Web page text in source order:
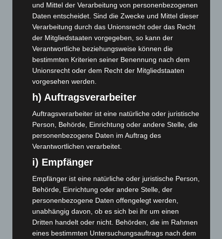
März 2025(111)
Februar 2025(96)
Januar 2025(88)
Dezember 2024(89)
November 2024(94)
Oktober 2024(93)
September 2024(112)
August 2024(107)
Juli 2024(89)
Juni 2024(107)
Mai 2024(149)
März 2024(103)
Februar 2024(103)
Januar 2024 (111)
Dezember 2023(130)
und Mittel der Verarbeitung von personenbezogenen
Daten entscheidet. Sind die Zwecke und Mittel dieser
Verarbeitung durch das Unionsrecht oder das Recht
der Mitgliedstaaten vorgegeben, so kann der
Verantwortliche beziehungsweise können die
bestimmten Kriterien seiner Benennung nach dem
Unionsrecht oder dem Recht der Mitgliedstaaten
vorgesehen werden.
h) Auftragsverarbeiter
Auftragsverarbeiter ist eine natürliche oder juristische
Person, Behörde, Einrichtung oder andere Stelle, die
personenbezogene Daten im Auftrag des
Verantwortlichen verarbeitet.
i) Empfänger
Empfänger ist eine natürliche oder juristische Person,
Behörde, Einrichtung oder andere Stelle, der
personenbezogene Daten offengelegt werden,
unabhängig davon, ob es sich bei ihr um einen
Dritten handelt oder nicht. Behörden, die im Rahmen
eines bestimmten Untersuchungsauftrags nach dem